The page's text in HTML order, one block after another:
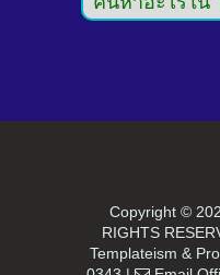
Copyright ©
RIGHTS
Templateism &